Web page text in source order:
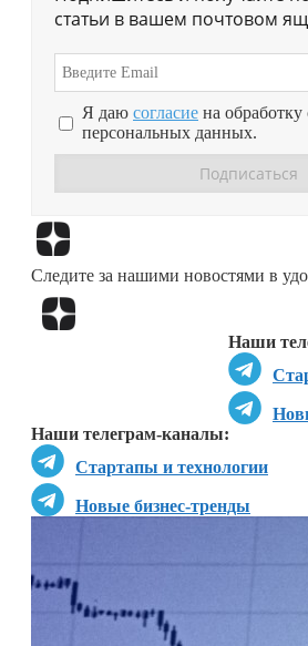
статьи в вашем почтовом
Я даю согласие на обработку
персональных данных.
Следите за нашими новостями в
Наши
Наши телеграм-каналы:
Стартапы и технологии
Новые бизнес-тренды